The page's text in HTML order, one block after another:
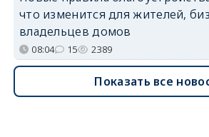
что изменится для жителей,
владельцев домов
08:04 15 2389
Показать все